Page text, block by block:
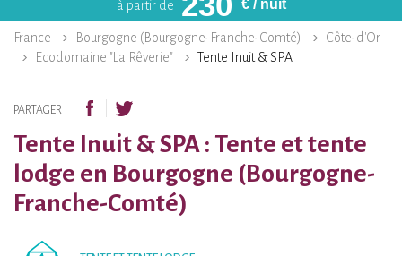
à partir de € / nuit
France Bourgogne (Bourgogne-Franche-Comté)
Côte-d'Or
Ecodomaine "La Rêverie"
Tente Inuit & SPA
PARTAGER
Tente Inuit & SPA : Tente et tente
lodge en Bourgogne (Bourgogne-
Franche-Comté)